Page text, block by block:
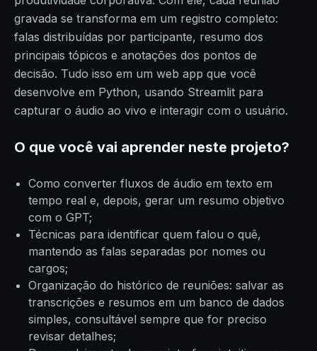
gravada se transforma em um registro completo:
falas distribuídas por participante, resumo dos
principais tópicos e anotações dos pontos de
decisão. Tudo isso em um web app que você
desenvolve em Python, usando Streamlit para
capturar o áudio ao vivo e interagir com o usuário.
O que você vai aprender neste projeto?
Como converter fluxos de áudio em texto em
tempo real e, depois, gerar um resumo objetivo
com o GPT;
Técnicas para identificar quem falou o quê,
mantendo as falas separadas por nomes ou
cargos;
Organização do histórico de reuniões: salvar as
transcrições e resumos em um banco de dados
simples, consultável sempre que for preciso
revisar detalhes;